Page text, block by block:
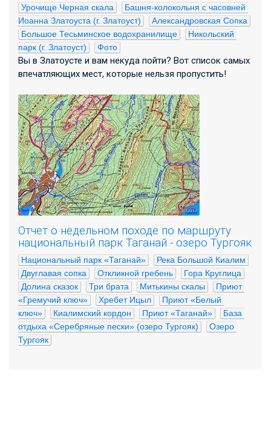
Урочище Черная скала
Башня-колокольня с часовней
Иоанна Златоуста (г. Златоуст)
Александровская Сопка
Большое Тесьминское водохранилище
Никольский
парк (г. Златоуст)
Фото
Вы в Златоусте и вам некуда пойти? Вот список самых
впечатляющих мест, которые нельзя пропустить!
Отчет о недельном походе по маршруту
национальный парк Таганай - озеро Тургояк
Национальный парк «Таганай»
Река Большой Киалим
Двуглавая сопка
Откликной гребень
Гора Круглица
Долина сказок
Три брата Митькины скалы
Приют
«Гремучий ключ»
Хребет Ицыл
Приют «Белый
ключ»
Киалимский кордон Приют «Таганай»
База
отдыха «Серебряные пески» (озеро Тургояк)
Озеро
Тургояк